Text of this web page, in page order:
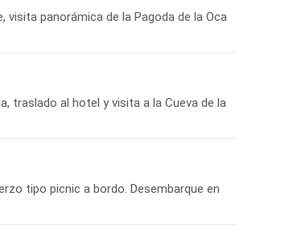
visita panorámica de la Pagoda de la Oca
traslado al hotel y visita a la Cueva de la
tipo picnic a bordo. Desembarque en